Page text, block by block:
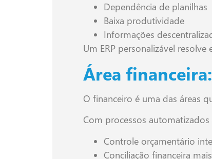
Dependência de planilhas
Baixa produtividade
Informações
Um ERP personalizável
Área
O financeiro é uma das áreas
Com processos
Controle orçamentário
Conciliação financeira